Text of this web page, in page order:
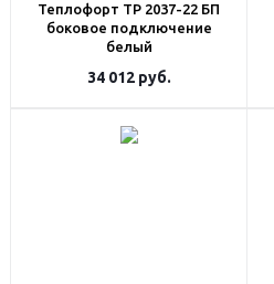
Теплофорт ТР 2037-22 БП
боковое подключение
белый
34 012руб.